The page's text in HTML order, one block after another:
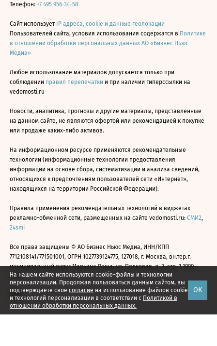
На нашем сайте используются cookie-файлы и технологии
персонализации. Продолжая пользоваться данным сайтом, вы
подтверждаете свое согласие на использование файлов cookie
и технологий персонализации в соответствии с Политикой в
отношении обработки персональных данных.
ОК
Телефон: +7 495 956-34-58
Сайт использует IP адреса, cookie и данные геолокации
Пользователей сайта, условия использования содержатся в Политике
в отношении обработки персональных данных АО «Бизнес Ньюс
Медиа»
Любое использование материалов допускается только при
соблюдении правил перепечатки и при наличии гиперссылки на
vedomosti.ru
Новости, аналитика, прогнозы и другие материалы, представленные
на данном сайте, не являются офертой или рекомендацией к покупке
или продаже каких-либо активов.
На информационном ресурсе применяются рекомендательные
технологии (информационные технологии предоставления
информации на основе сбора, систематизации и анализа сведений,
относящихся к предпочтениям пользователей сети «Интернет»,
находящихся на территории Российской Федерации).
Правила применения рекомендательных технологий в виджетах
рекламно-обменной сети, размещенных на сайте vedomosti.ru: СМИ2,
24smi
Все права защищены © АО Бизнес Ньюс Медиа, ИНН/КПП
7712108141/771501001, ОГРН 1027739124775, 127018, г. Москва, вн.тер.г.
муниципальный округ Марьина Роща, ул. Полковая, д. 3, стр. 1 1999—
2026